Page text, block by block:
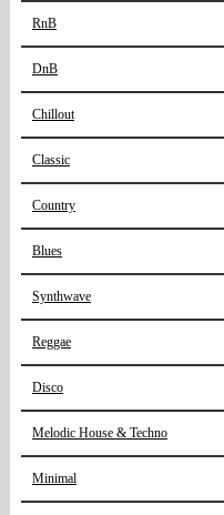
RnB
DnB
Chillout
Classic
Country
Blues
Synthwave
Reggae
Disco
Melodic House & Techno
Minimal